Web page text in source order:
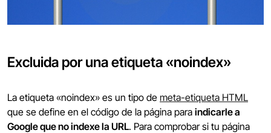
Excluida por una etiqueta «noindex»
La etiqueta «noindex» es un tipo de meta-etiqueta HTML
que se define en el código de la página para indicarle a
Google que no indexe la URL. Para comprobar si tu página